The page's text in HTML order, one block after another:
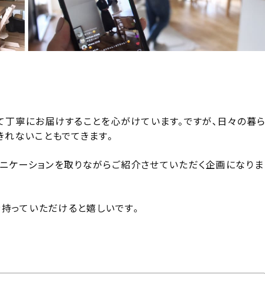
寧にお届けすることを心がけています。ですが、日々の暮ら
ないこともでてきます。
ケーションを取りながらご紹介させていただく企画になりま
っていただけると嬉しいです。